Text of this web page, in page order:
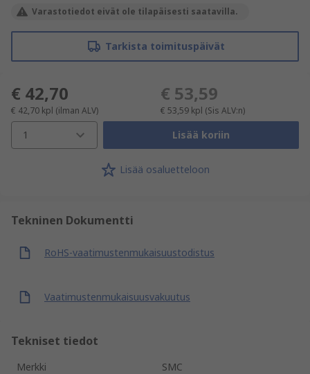
Varastotiedot eivät ole tilapäisesti saatavilla.
Tarkista toimituspäivät
€ 42,70
€ 42,70 kpl (ilman ALV)
€ 53,59
€ 53,59 kpl (Sis ALV:n)
1 Lisää koriin
Lisää osaluetteloon
Tekninen Dokumentti
RoHS-vaatimustenmukaisuustodistus
Vaatimustenmukaisuusvakuutus
Tekniset tiedot
Merkki
SMC